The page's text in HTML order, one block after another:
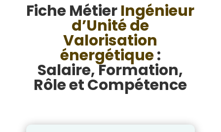
Fiche MétierIngénieur
d’Unité de
Valorisation
énergétique:
Salaire, Formation,
Rôle et Compétence